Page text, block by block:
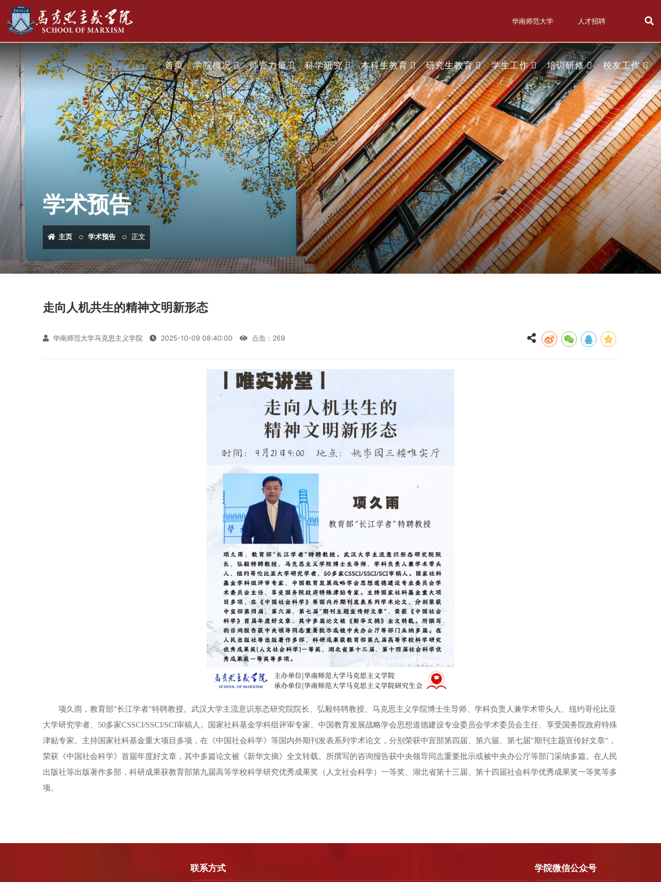
华南师范大学 人才招聘
首页 学院概况 师资力量 科学研究 本科生教育 研究生教育 学生工作 培训研修 校友工作
学术预告
主页 学术预告 正文
走向人机共生的精神文明新形态
华南师范大学马克思主义学院 2025-10-09 08:40:00 点击： 269
项久雨，教育部"长江学者"特聘教授。武汉大学主流意识形态研究院院长、弘毅特聘教授、马克思主义学院博士生导师、学科负责人兼学术带头人、纽约哥伦比亚
大学研究学者、50多家CSSCI/SSCI/SCI审稿人。国家社科基金学科组评审专家、中国教育发展战略学会思想道德建设专业委员会学术委员会主任、享受国务院政府特殊
津贴专家。主持国家社科基金重大项目多项，在《中国社会科学》等国内外期刊发表系列学术论文，分别荣获中宣部第四届、第六届、第七届"期刊主题宣传好文章"，
荣获《中国社会科学》首届年度好文章，其中多篇论文被《新华文摘》全文转载。所撰写的咨询报告获中央领导同志重要批示或被中央办公厅等部门采纳多篇。在人民
出版社等出版著作多部，科研成果获教育部第九届高等学校科学研究优秀成果奖（人文社会科学）一等奖、湖北省第十三届、第十四届社会科学优秀成果奖一等奖等多
项。
联系方式 学院微信公众号